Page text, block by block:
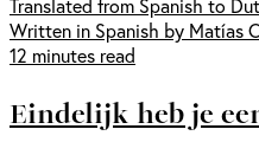
Translated from Spanish to
Written in Spanish by Matías
12 minutes read
Eindelijk heb je